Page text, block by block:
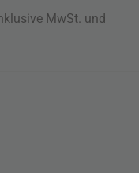
MwSt. und